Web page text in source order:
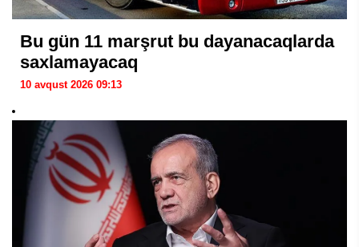
Bu gün 11 marşrut bu dayanacaqlarda
saxlamayacaq
10 avqust 2026 09:13